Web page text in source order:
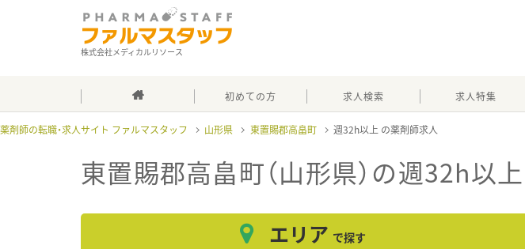
株式会社メディカルリソース
初めての方 求人検索 求人特集
薬剤師の転職・求人サイト ファルマスタッフ 山形県 東置賜郡高畠町 週32h以上
東置賜郡高畠町（山形県）の週32h以上
エリア で探す